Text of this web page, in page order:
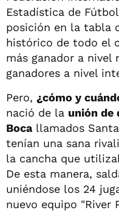
Estadística de
posición en la tabla
histórico de todo el
más ganador a nivel
ganadores a nivel
Pero, ¿cómo y
nació de la unión de
Bocallamados Santa
tenían una sana
la cancha que
De esta manera,
uniéndose los 24
nuevo equipo "River